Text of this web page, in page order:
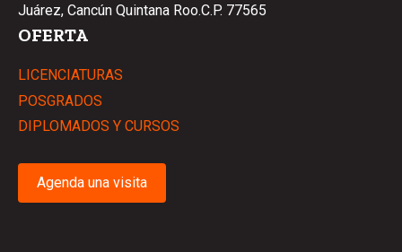
Juárez, Cancún Quintana Roo.C.P. 77565
OFERTA
LICENCIATURAS
POSGRADOS
DIPLOMADOS Y CURSOS
Agenda una visita